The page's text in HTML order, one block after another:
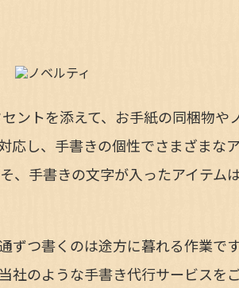
ントを添えて、お手紙の同梱物や
応し、手書きの個性でさまざまな
、手書きの文字が入ったアイテム
ずつ書くのは途方に暮れる作業で
社のような手書き代行サービスを